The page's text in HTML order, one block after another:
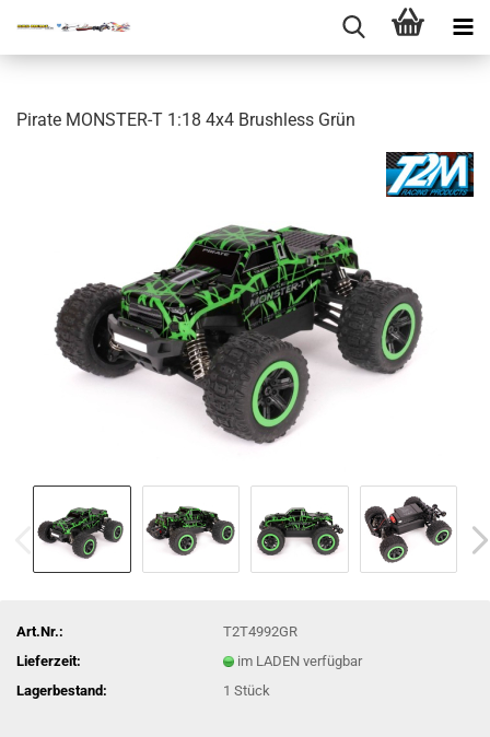
Pirate MONSTER-T 1:18 4x4 Brushless Grün
Art.Nr.:
T2T4992GR
Lieferzeit:
im LADEN verfügbar
Lagerbestand:
1Stück